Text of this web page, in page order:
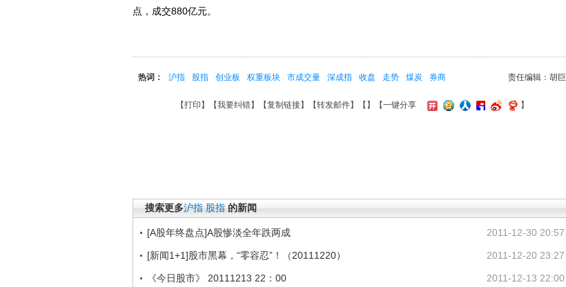
点，成交880亿元。
责任编辑：胡巨
热词： 沪指 股指 创业板 权重板块 市成交量 深成指 收盘 走势 煤炭 券商
【打印 】【我要纠错】【复制链接】【转发邮件】【 】 【一键分享 】
搜索更多沪指 股指 的新闻
2011-12-30 20:57
[A股年终盘点]A股惨淡全年跌两成
2011-12-20 23:27
[新闻1+1]股市黑幕，“零容忍”！（20111220）
2011-12-13 22:00
《今日股市》 20111213 22：00